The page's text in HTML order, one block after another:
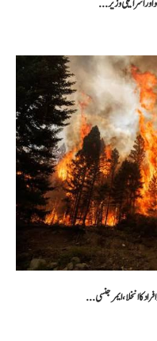
اور اسرائیلی وزیر...